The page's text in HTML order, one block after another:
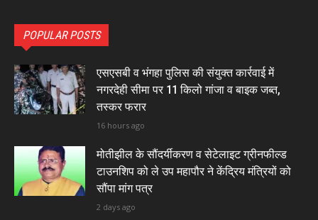
POPULAR POSTS
एसएसबी व भंगहा पुलिस की संयुक्त कार्रवाई में
नगरदेही सीमा पर 11 किलो गांजा व बाइक जब्त,
तस्कर फरार
16 hours ago
मोतीझील के सौंदर्यीकरण व सेटेलाइट ग्रीनफील्ड
टाउनशिप को ले उप महापौर ने केंद्रिय मंत्रियों को
सौंपा मांग पत्र
2 days ago